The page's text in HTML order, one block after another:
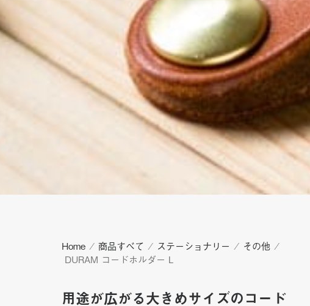
Home ⁄ 商品すべて ⁄ ステーショナリー ⁄ その他 ⁄
DURAM コードホルダー L
用途が広がる大きめサイズのコード